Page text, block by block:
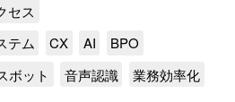
セス
テム
CX AI
BPO
ボット 音声認識 業務効率化